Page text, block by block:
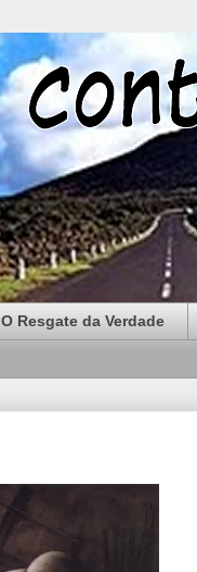
O Resgate da Verdade